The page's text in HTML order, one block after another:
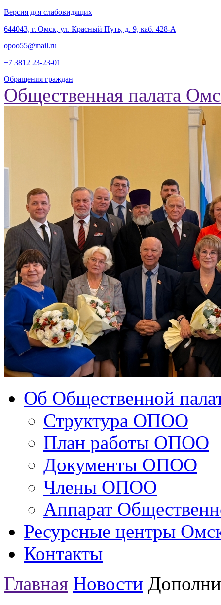
Версия для слабовидящих
‎644043, г. Омск, ул. Красный Путь, д. 9, каб. 428-А
opoo55@mail.ru
+7 3812 23-23-01
Обращения граждан
Общественная палата
Об Общественной
Структура ОПОО
План работы ОПОО
Документы ОПОО
Члены ОПОО
Аппарат
Ресурсные центры
Контакты
Главная Новости